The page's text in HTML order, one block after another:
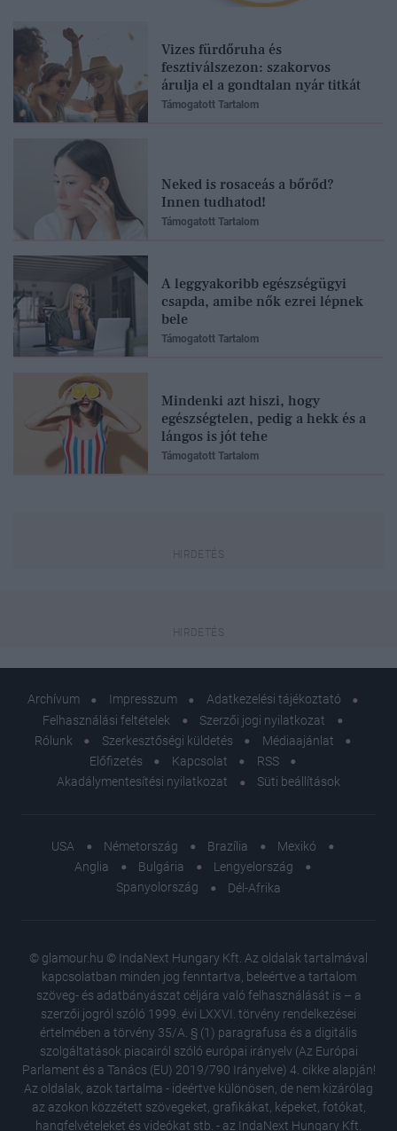
Vizes fürdőruha és
fesztiválszezon: szakorvos
árulja el a gondtalan nyár titkát
Támogatott Tartalom
Neked is rosaceás a bőrőd?
Innen tudhatod!
Támogatott Tartalom
A leggyakoribb egészségügyi
csapda, amibe nők ezrei lépnek
bele
Támogatott Tartalom
Mindenki azt hiszi, hogy
egészségtelen, pedig a hekk és a
lángos is jót tehe
Támogatott Tartalom
Archívum Impresszum
Adatkezelési tájékoztató
Felhasználási feltételek
Szerzői jogi nyilatkozat
Rólunk
Szerkesztőségi küldetés
Médiaajánlat
Előfizetés
Kapcsolat
RSS
Akadálymentesítési nyilatkozat
Süti beállítások
USA Németország Brazília
Mexikó
Anglia
Bulgária
Lengyelország
Spanyolország
Dél-Afrika
© glamour.hu © IndaNext Hungary Kft. Az oldalak tartalmával
kapcsolatban minden jog fenntartva, beleértve a tartalom
szöveg- és adatbányászat céljára való felhasználását is – a
szerzői jogról szóló 1999. évi LXXVI. törvény rendelkezései
értelmében a törvény 35/A. § (1) paragrafusa és a digitális
szolgáltatások piacairól szóló európai irányelv (Az Európai
Parlament és a Tanács (EU) 2019/790 Irányelve) 4. cikke alapján!
Az oldalak, azok tartalma - ideértve különösen, de nem kizárólag
az azokon közzétett szövegeket, grafikákat, képeket, fotókat,
hangfelvételeket és videókat stb. - az IndaNext Hungary Kft.